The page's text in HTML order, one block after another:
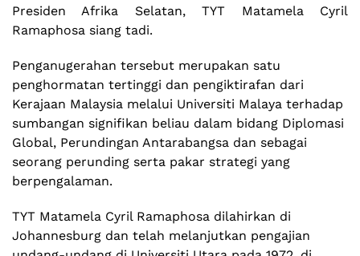
Presiden Afrika Selatan, TYT Matamela Cyril
Ramaphosa siang tadi.
Penganugerahan tersebut merupakan satu
penghormatan tertinggi dan pengiktirafan dari
Kerajaan Malaysia melalui Universiti Malaya terhadap
sumbangan signifikan beliau dalam bidang Diplomasi
Global, Perundingan Antarabangsa dan sebagai
seorang perunding serta pakar strategi yang
berpengalaman.
TYT Matamela Cyril Ramaphosa dilahirkan di
Johannesburg dan telah melanjutkan pengajian